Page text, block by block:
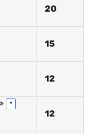
20
15
12
*
12